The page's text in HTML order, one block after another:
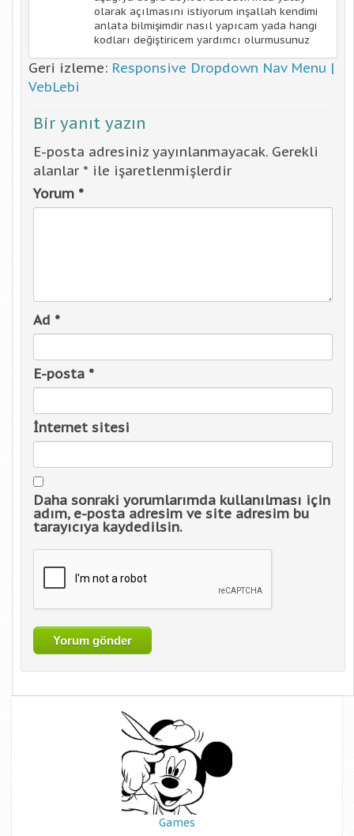
olarak açılmasını istiyorum inşallah kendimi
anlata bilmişimdir nasıl yapıcam yada hangi
kodları değiştiricem yardımcı olurmusunuz
Geri izleme: Responsive Dropdown Nav Menu |
VebLebi
Bir yanıt yazın
E-posta adresiniz yayınlanmayacak. Gerekli
alanlar * ile işaretlenmişlerdir
Yorum *
Ad *
E-posta *
İnternet sitesi
Daha sonraki yorumlarımda kullanılması için
adım, e-posta adresim ve site adresim bu
tarayıcıya kaydedilsin.
Games